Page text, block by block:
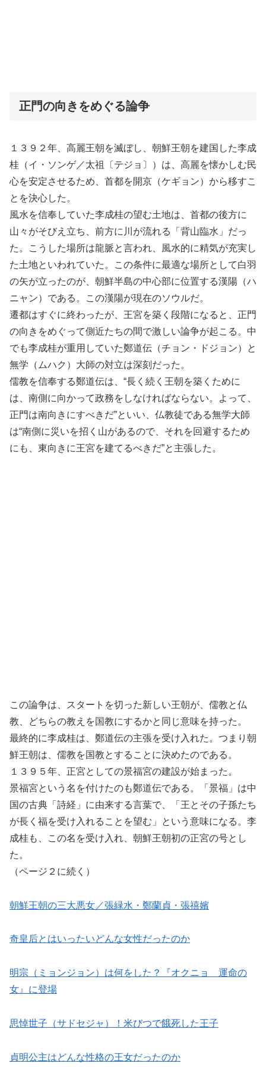
正門の向きをめぐる論争
１３９２年、高麗王朝を滅ぼし、朝鮮王朝を建国した李成
桂（イ・ソンゲ／太祖〔テジョ〕）は、高麗を懐かしむ民
心を安定させるため、首都を開京（ケギョン）から移すこ
とを決心した。
風水を信奉していた李成桂の望む土地は、首都の後方に
山々がそびえ立ち、前方に川が流れる「背山臨水」だっ
た。こうした場所は龍脈と言われ、風水的に精気が充実し
た土地といわれていた。この条件に最適な場所として白羽
の矢が立ったのが、朝鮮半島の中心部に位置する漢陽（ハ
ニャン）である。この漢陽が現在のソウルだ。
遷都はすぐに終わったが、王宮を築く段階になると、正門
の向きをめぐって側近たちの間で激しい論争が起こる。中
でも李成桂が重用していた鄭道伝（チョン・ドジョン）と
無学（ムハク）大師の対立は深刻だった。
儒教を信奉する鄭道伝は、“長く続く王朝を築くために
は、南側に向かって政務をしなければならない。よって、
正門は南向きにすべきだ”といい、仏教徒である無学大師
は“南側に災いを招く山があるので、それを回避するため
にも、東向きに王宮を建てるべきだ”と主張した。
この論争は、スタートを切った新しい王朝が、儒教と仏
教、どちらの教えを国教にするかと同じ意味を持った。
最終的に李成桂は、鄭道伝の主張を受け入れた。つまり朝
鮮王朝は、儒教を国教とすることに決めたのである。
１３９５年、正宮としての景福宮の建設が始まった。
景福宮という名を付けたのも鄭道伝である。「景福」は中
国の古典「詩経」に由来する言葉で、「王とその子孫たち
が長く福を受け入れることを望む」という意味になる。李
成桂も、この名を受け入れ、朝鮮王朝初の正宮の号とし
た。
（ページ２に続く）
朝鮮王朝の三大悪女／張緑水・鄭蘭貞・張禧嬪
奇皇后とはいったいどんな女性だったのか
明宗（ミョンジョン）は何をした？『オクニョ 運命の
女』に登場
思悼世子（サドセジャ）！米びつで餓死した王子
貞明公主はどんな性格の王女だったのか